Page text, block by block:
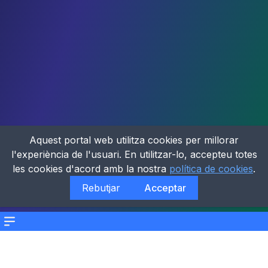
Menu
Aquest portal web utilitza cookies per millorar
l'experiència de l'usuari. En utilitzar-lo, accepteu totes
les cookies d'acord amb la nostra política de cookies.
Rebutjar
Acceptar